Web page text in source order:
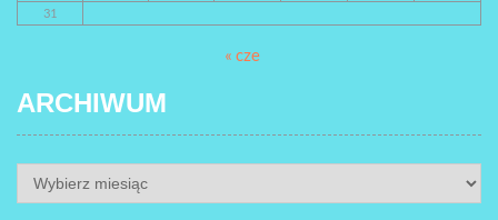
31
« cze
ARCHIWUM
ARCHIWUM